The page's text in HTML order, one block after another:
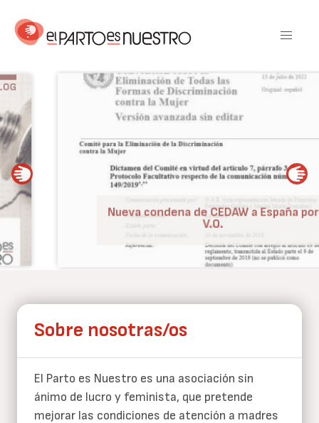
contenido
Nueva condena de CEDAW a España por
BLOG
Sobre nosotras/os
El Parto es Nuestro es una asociación sin
ánimo de lucro y feminista, que pretende
mejorar las condiciones de atención a madres